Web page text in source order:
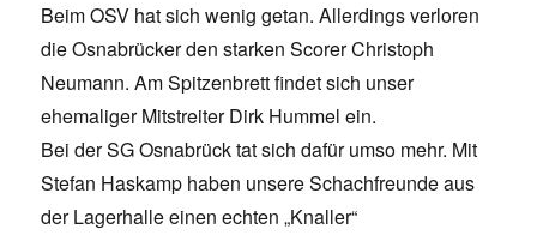
Beim OSV hat sich wenig getan. Allerdings verloren
die Osnabrücker den starken Scorer Christoph
Neumann. Am Spitzenbrett findet sich unser
ehemaliger Mitstreiter Dirk Hummel ein.
Bei der SG Osnabrück tat sich dafür umso mehr. Mit
Stefan Haskamp haben unsere Schachfreunde aus
der Lagerhalle einen echten „Knaller“